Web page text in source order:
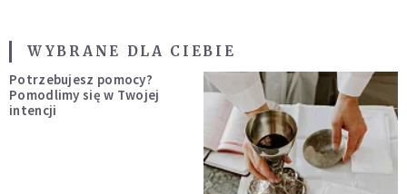
WYBRANE DLA CIEBIE
Potrzebujesz pomocy?
Pomodlimy się w Twojej
intencji